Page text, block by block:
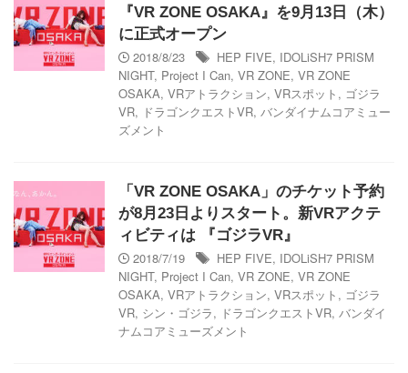
『VR ZONE OSAKA』を9月13日（木）
に正式オープン
2018/8/23
HEP FIVE, IDOLiSH7 PRISM
NIGHT, Project I Can, VR ZONE, VR ZONE
OSAKA, VRアトラクション, VRスポット , ゴジラ
VR, ドラゴンクエストVR, バンダイナムコアミュー
ズメント
「VR ZONE OSAKA」のチケット予約
が8月23日よりスタート。新VRアクテ
ィビティは 『ゴジラVR』
2018/7/19
HEP FIVE, IDOLiSH7 PRISM
NIGHT, Project I Can, VR ZONE, VR ZONE
OSAKA, VRアトラクション, VRスポット , ゴジラ
VR, シン・ゴジラ, ドラゴンクエストVR, バンダイ
ナムコアミューズメント